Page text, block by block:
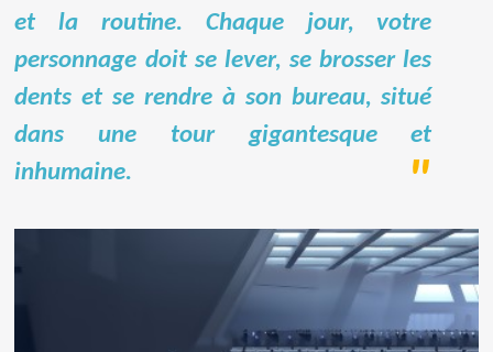
et la routine. Chaque jour, votre
personnage doit se lever, se brosser les
dents et se rendre à son bureau, situé
dans une tour gigantesque et
inhumaine.